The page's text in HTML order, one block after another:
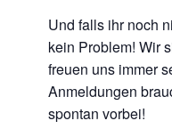
Und falls ihr noch
kein Problem! Wir
freuen uns immer
Anmeldungen
spontan vorbei!